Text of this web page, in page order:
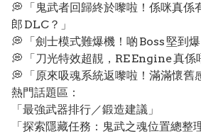
💭 「鬼武者回歸終於嚟啦！係咪真係
郎 DLC？」
💭 「劍士模式難爆機！啲 Boss 堅到爆
💭 「刀光特效超靚，RE Engine 真係
💭 「原來吸魂系統返嚟啦！滿滿懷舊
熱門話題區：
「最強武器排行／鍛造建議」
「探索隱藏任務：鬼武之魂位置總整